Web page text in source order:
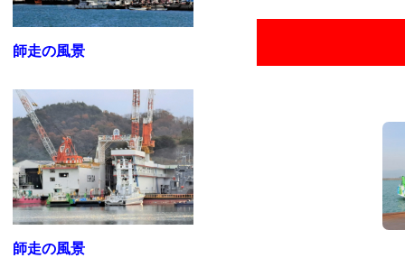
師走の風景
師走の風景